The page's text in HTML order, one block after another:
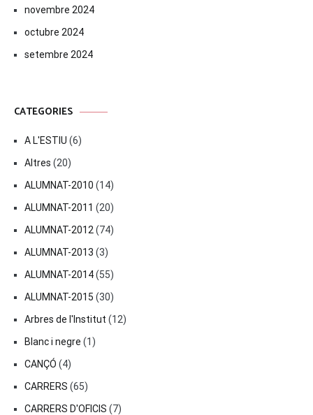
novembre 2024
octubre 2024
setembre 2024
CATEGORIES
A L'ESTIU (6)
Altres (20)
ALUMNAT-2010 (14)
ALUMNAT-2011 (20)
ALUMNAT-2012 (74)
ALUMNAT-2013 (3)
ALUMNAT-2014(55)
ALUMNAT-2015 (30)
Arbres de l'Institut (12)
Blanc i negre (1)
CANÇÓ (4)
CARRERS (65)
CARRERS D'OFICIS (7)